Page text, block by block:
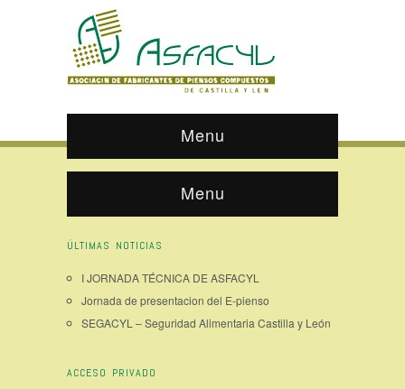
Menu
Menu
ÚLTIMAS NOTICIAS
I JORNADA TÉCNICA DE ASFACYL
Jornada de presentacion del E-pienso
SEGACYL – Seguridad Alimentaria Castilla y León
ACCESO PRIVADO